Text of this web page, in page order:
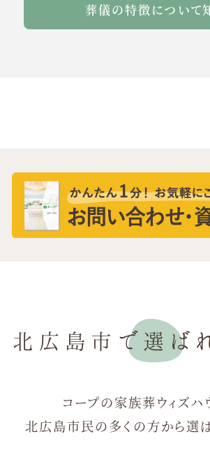
葬儀の特徴について
北広島市で選ば
コープの家族葬ウィズハ
北広島市民の多くの方から選